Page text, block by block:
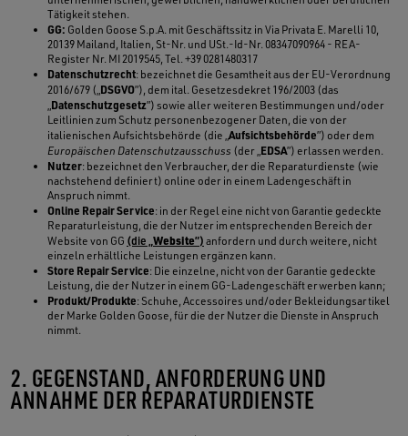
Tätigkeit stehen.
GG: Golden Goose S.p.A. mit Geschäftssitz in Via Privata E. Marelli 10,
20139 Mailand, Italien, St-Nr. und USt.-Id-Nr. 08347090964 - REA-
Register Nr. MI 2019545, Tel. +39 0281480317
Datenschutzrecht: bezeichnet die Gesamtheit aus der EU-Verordnung
2016/679 („DSGVO”), dem ital. Gesetzesdekret 196/2003 (das
„Datenschutzgesetz”) sowie aller weiteren Bestimmungen und/oder
Leitlinien zum Schutz personenbezogener Daten, die von der
italienischen Aufsichtsbehörde (die „Aufsichtsbehörde”) oder dem
Europäischen Datenschutzausschuss (der „EDSA”) erlassen werden.
Nutzer: bezeichnet den Verbraucher, der die Reparaturdienste (wie
nachstehend definiert) online oder in einem Ladengeschäft in
Anspruch nimmt.
Online Repair Service: in der Regel eine nicht von Garantie gedeckte
Reparaturleistung, die der Nutzer im entsprechenden Bereich der
Website von GG (die „Website”) anfordern und durch weitere, nicht
einzeln erhältliche Leistungen ergänzen kann.
Store Repair Service: Die einzelne, nicht von der Garantie gedeckte
Leistung, die der Nutzer in einem GG-Ladengeschäft erwerben kann;
Produkt/Produkte: Schuhe, Accessoires und/oder Bekleidungsartikel
der Marke Golden Goose, für die der Nutzer die Dienste in Anspruch
nimmt.
2. GEGENSTAND, ANFORDERUNG UND
ANNAHME DER REPARATURDIENSTE